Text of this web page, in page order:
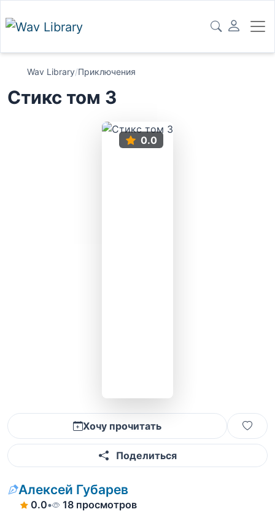
Wav Library/Приключения
Стикс том 3
0.0
Хочу прочитать
Поделиться
Алексей Губарев
0.0• 18 просмотров